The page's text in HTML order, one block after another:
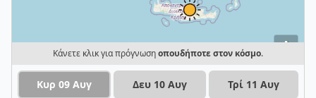
i
Κάνετε κλικ για πρόγνωσηοπουδήποτε στον κόσμο.
Κυρ 09 Αυγ Δευ 10 Αυγ Τρί 11 Αυγ